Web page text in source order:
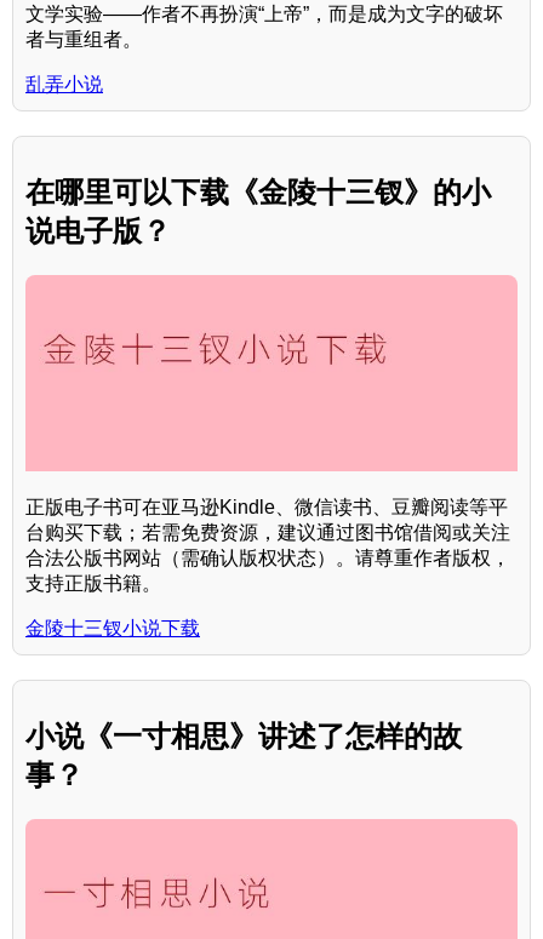
文学实验——作者不再扮演“上帝”，而是成为文字的破坏
者与重组者。
乱弄小说
在哪里可以下载《金陵十三钗》的小
说电子版？
正版电子书可在亚马逊Kindle、微信读书、豆瓣阅读等平
台购买下载；若需免费资源，建议通过图书馆借阅或关注
合法公版书网站（需确认版权状态）。请尊重作者版权，
支持正版书籍。
金陵十三钗小说下载
小说《一寸相思》讲述了怎样的故
事？